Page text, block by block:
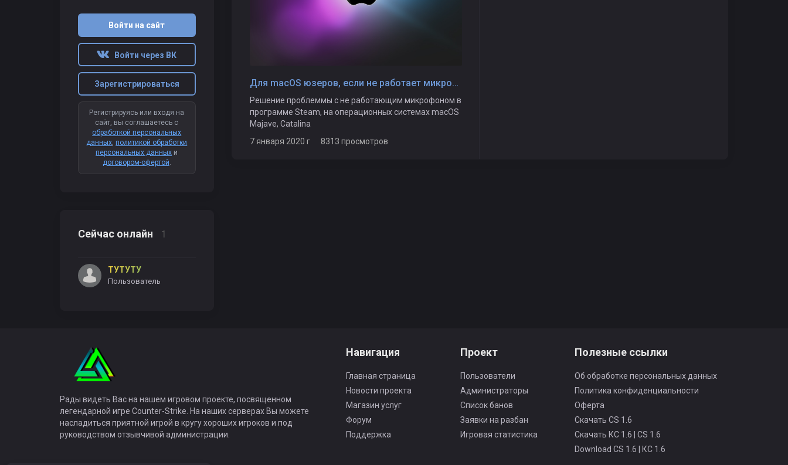
Для macOS юзеров, если не работает микрофон в Steam macOS
Решение проблеммы с не работающим микрофоном в
программе Steam, на операционных системах macOS
Majave, Catalina
7 января 2020 г 8313 просмотров
Войти на сайт
Войти через ВК
Зарегистрироваться
Регистрируясь или входя на
сайт, вы соглашаетесь с
обработкой персональных
данных,политикой обработки
персональных данных и
договором-офертой.
Сейчас онлайн 1
ТУТУТУ
Пользователь
Рады видеть Вас на нашем игровом проекте, посвященном
легендарной игре Counter-Strike. На наших серверах Вы можете
насладиться приятной игрой в кругу хороших игроков и под
руководством отзывчивой администрации.
Навигация
Главная страница
Новости проекта
Магазин услуг
Форум
Поддержка
Проект
Пользователи
Администраторы
Список банов
Заявки на разбан
Игровая статистика
Полезные ссылки
Об обработке персональных данных
Политика конфиденциальности
Оферта
Скачать CS 1.6
Скачать КС 1.6 | CS 1.6
Download CS 1.6 | КС 1.6